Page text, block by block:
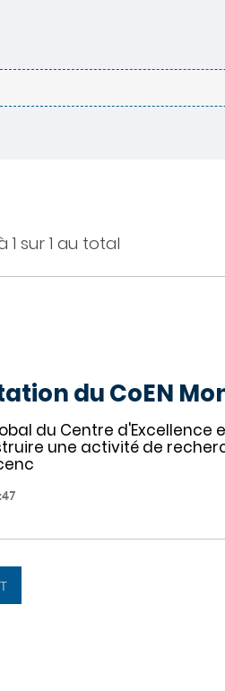
1 sur 1 au total
du CoEN
du Centre d'Excellence
une activité de